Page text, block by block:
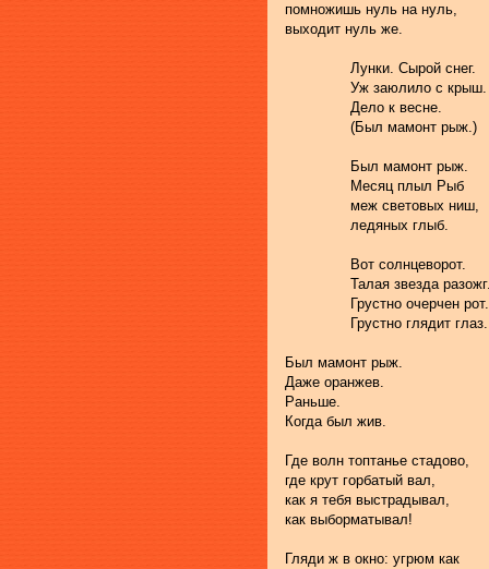
помножишь нуль на нуль,
выходит нуль же.
               Лунки. Сырой снег.
               Уж заюлило с крыш.
               Дело к весне.
               (Был мамонт рыж.)
               Был мамонт рыж.
               Месяц плыл Рыб
               меж световых ниш,
               ледяных глыб.
               Вот солнцеворот.
Талая звезда
               Грустно очерчен рот.
               Грустно глядит глаз.
Был мамонт рыж.
Даже оранжев.
Раньше.
Когда был жив.
Где волн топтанье стадово,
где крут горбатый вал,
как я тебя выстрадывал,
как выборматывал!
Гляди ж в окно: угрюм как